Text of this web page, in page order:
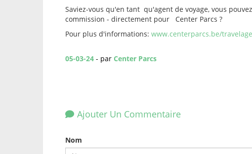
Saviez-vous qu'en tant qu'agent de voyage, vous
commission - directement pour Center Parcs ?
Pour plus d'informations: www.centerparcs.be/
05-03-24 - par Center Parcs
Ajouter Un Commentaire
Nom